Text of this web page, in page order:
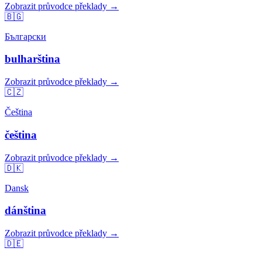
Zobrazit průvodce překlady →
🇧🇬
Български
bulharština
Zobrazit průvodce překlady →
🇨🇿
Čeština
čeština
Zobrazit průvodce překlady →
🇩🇰
Dansk
dánština
Zobrazit průvodce překlady →
🇩🇪